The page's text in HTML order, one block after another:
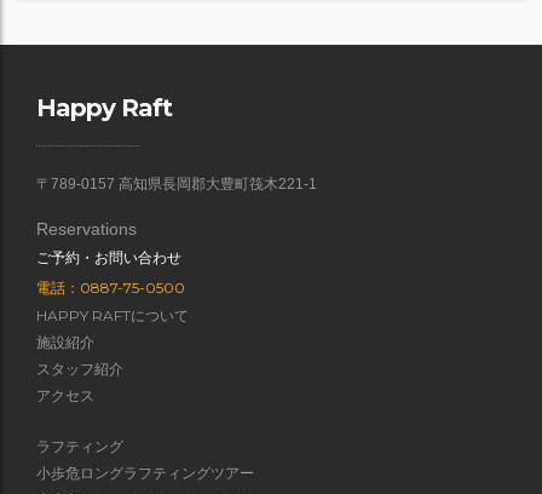
Happy Raft
〒789-0157 高知県長岡郡大豊町筏木221-1
Reservations
ご予約・お問い合わせ
電話：0887-75-0500
HAPPY RAFTについて
施設紹介
スタッフ紹介
アクセス
ラフティング
小歩危ロングラフティングツアー